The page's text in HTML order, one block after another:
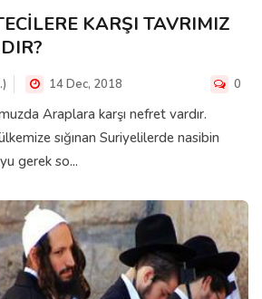
KARŞI TAVRIMIZ
14 Dec, 2018 0
Araplara karşı nefret vardır.
sığınan Suriyelilerde nasibin
gerek so...